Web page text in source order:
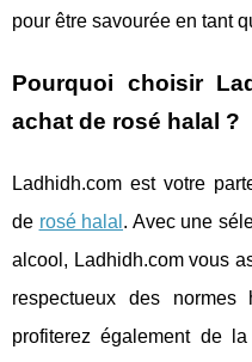
pour être savourée en tant
Pourquoi choisir
achat de rosé halal ?
Ladhidh.com est votre
de rosé halal . Avec une
alcool, Ladhidh.com vous
respectueux des
profiterez également de